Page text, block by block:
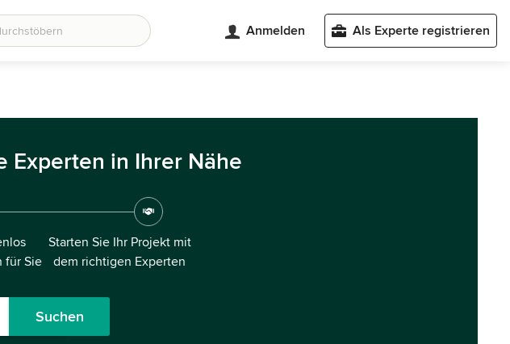
Anmelden Als Experte registrieren
Experten in Ihrer Nähe
für Sie
Starten Sie Ihr Projekt mit
dem richtigen Experten
Suchen